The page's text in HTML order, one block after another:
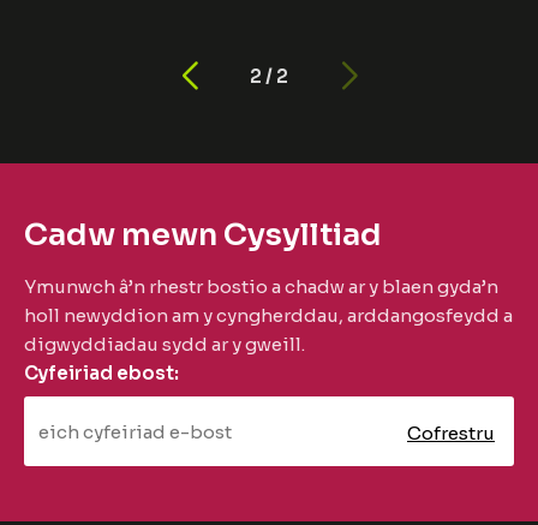
2 / 2
Cadw mewn Cysylltiad
Ymunwch â’n rhestr bostio a chadw ar y blaen gyda’n
holl newyddion am y cyngherddau, arddangosfeydd a
digwyddiadau sydd ar y gweill.
Cyfeiriad ebost: